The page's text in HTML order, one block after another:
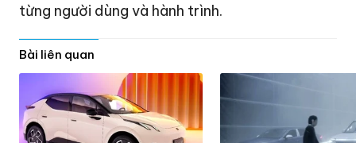
từng người dùng và hành trình.
Bài liên quan